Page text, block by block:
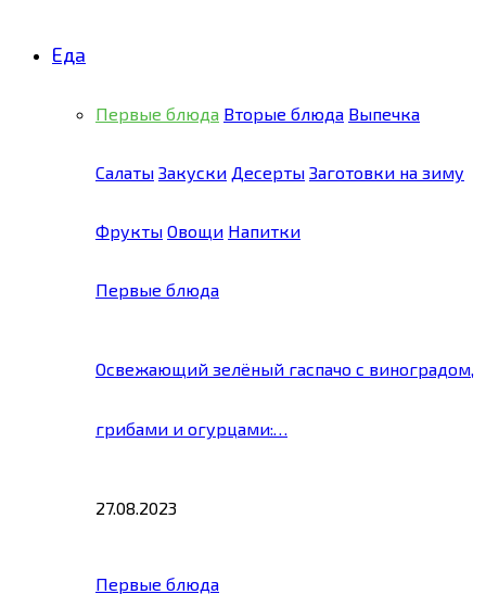
Еда
Первые блюда Вторые блюда Выпечка
Салаты Закуски Десерты Заготовки на зиму
Фрукты Овощи Напитки
Первые блюда
Освежающий зелёный гаспачо с виноградом,
грибами и огурцами:…
27.08.2023
Первые блюда